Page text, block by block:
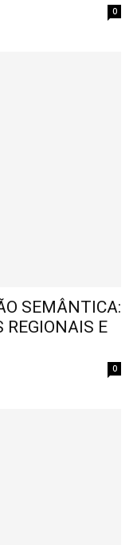
0
SEMÂNTICA:
REGIONAIS E
0